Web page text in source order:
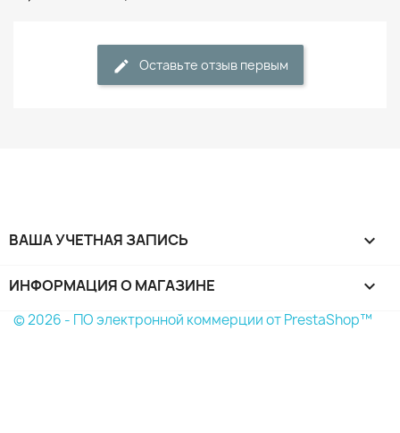
Оставьте отзыв первым
ВАША УЧЕТНАЯ ЗАПИСЬ 
ИНФОРМАЦИЯ О МАГАЗИНЕ keyboard_arrow_down
© 2026 - ПО электронной коммерции от PrestaShop™